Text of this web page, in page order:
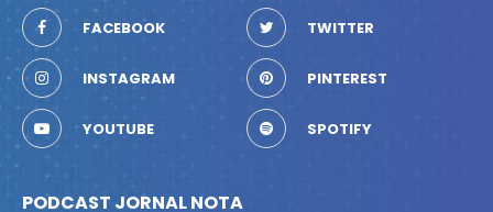
FACEBOOK TWITTER
INSTAGRAM PINTEREST
YOUTUBE SPOTIFY
PODCAST JORNAL NOTA